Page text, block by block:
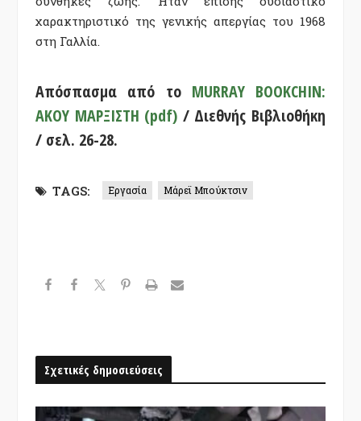
χαρακτηριστικό της γενικής απεργίας του 1968
στη Γαλλία.
Απόσπασμα από το MURRAY BOOKCHIN:
ΑΚΟΥ ΜΑΡΞΙΣΤΗ (pdf) / Διεθνής Βιβλιοθήκη
/ σελ. 26-28.
TAGS: Εργασία Μάρεϊ Μπούκτσιν
Σχετικές δημοσιεύσεις